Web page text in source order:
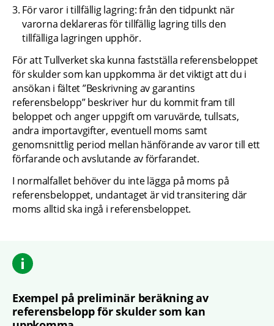
För varor i tillfällig lagring: från den tidpunkt när
varorna deklareras för tillfällig lagring tills den
tillfälliga lagringen upphör.
För att Tullverket ska kunna fastställa referensbeloppet
för skulder som kan uppkomma är det viktigt att du i
ansökan i fältet ”Beskrivning av garantins
referensbelopp” beskriver hur du kommit fram till
beloppet och anger uppgift om varuvärde, tullsats,
andra importavgifter, eventuell moms samt
genomsnittlig period mellan hänförande av varor till ett
förfarande och avslutande av förfarandet.
I normalfallet behöver du inte lägga på moms på
referensbeloppet, undantaget är vid transitering där
moms alltid ska ingå i referensbeloppet.
Exempel på preliminär beräkning av
referensbelopp för skulder som kan